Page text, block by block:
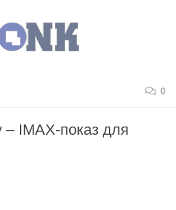
0
– IMAX-показ для